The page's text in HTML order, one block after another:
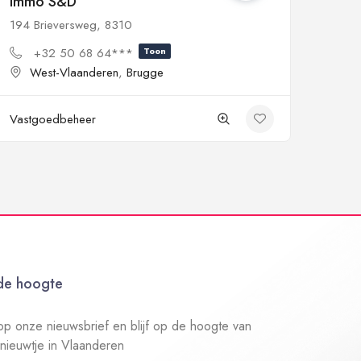
194 Brieversweg, 8310
+32 50 68 64***
Toon
West-Vlaanderen, Brugge
Vastgoedbeheer
hoogte
onze nieuwsbrief en blijf op de hoogte van
in Vlaanderen